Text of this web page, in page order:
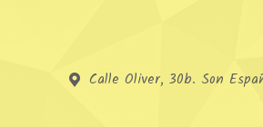
Calle Oliver, 30b. Son